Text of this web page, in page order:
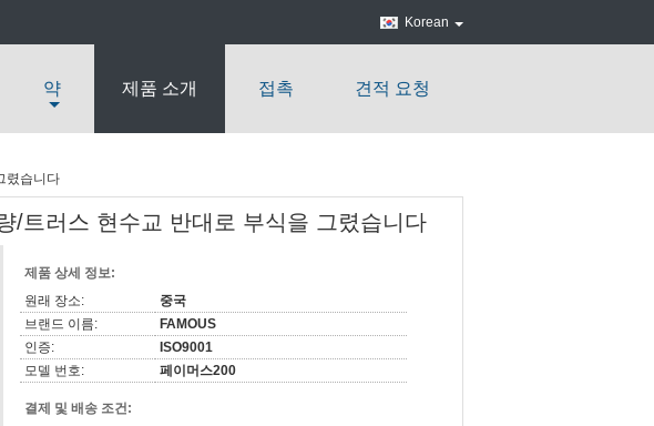
Korean
약 제품 소개 접촉 견적 요청
렸습니다
/트러스 현수교 반대로 부식을 그렸습니다
제품 상세 정보:
원래 장소:
중국
브랜드 이름:
FAMOUS
인증:
ISO9001
모델 번호:
페이머스200
결제 및 배송 조건: